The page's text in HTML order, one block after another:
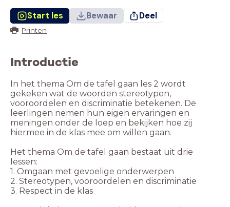
Start les Bewaar Deel
Printen
Introductie
In het thema Om de tafel gaan les 2 wordt
gekeken wat de woorden stereotypen,
vooroordelen en discriminatie betekenen. De
leerlingen nemen hun eigen ervaringen en
meningen onder de loep en bekijken hoe zij
hiermee in de klas mee om willen gaan.
Het thema Om de tafel gaan bestaat uit drie
lessen:
1. Omgaan met gevoelige onderwerpen
2. Stereotypen, vooroordelen en discriminatie
3. Respect in de klas